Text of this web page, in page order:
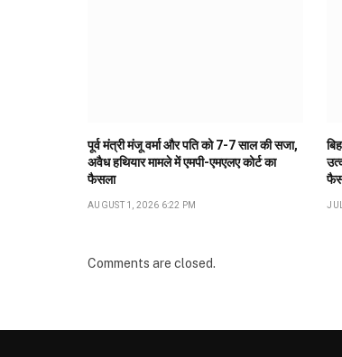
पूर्व मंत्री मंजू वर्मा और पति को 7-7 साल की सजा,
अवैध हथियार मामले में एमपी-एमएलए कोर्ट का
फैसला
AUGUST 1, 2026 6:22 PM
Comments are closed.